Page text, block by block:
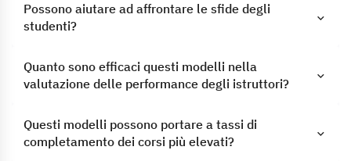
Possono aiutare ad affrontare le sfide degli
studenti?
Quanto sono efficaci questi modelli nella
valutazione delle performance degli istruttori?
Questi modelli possono portare a tassi di
completamento dei corsi più elevati?